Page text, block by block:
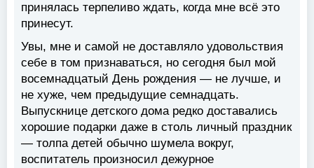
принялась терпеливо ждать, когда мне всё это
принесут.
Увы, мне и самой не доставляло удовольствия
себе в том признаваться, но сегодня был мой
восемнадцатый День рождения — не лучше, и
не хуже, чем предыдущие семнадцать.
Выпускнице детского дома редко доставались
хорошие подарки даже в столь личный праздник
— толпа детей обычно шумела вокруг,
воспитатель произносил дежурное